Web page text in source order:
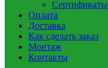
Сертификаты
Оплата
Доставка
Как сделать заказ
Монтаж
Контакты